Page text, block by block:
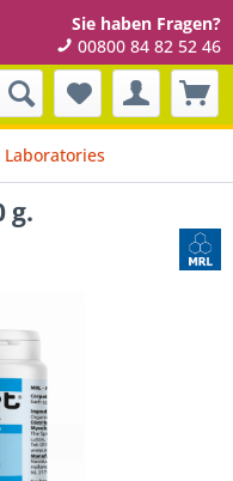
Sie haben Fragen?
00800 84 82 52 46
Laboratories
g.